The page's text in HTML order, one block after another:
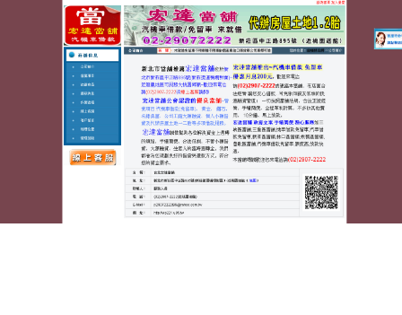
蘆洲宏達汽車機車當舖
月份:2024 年 8 月